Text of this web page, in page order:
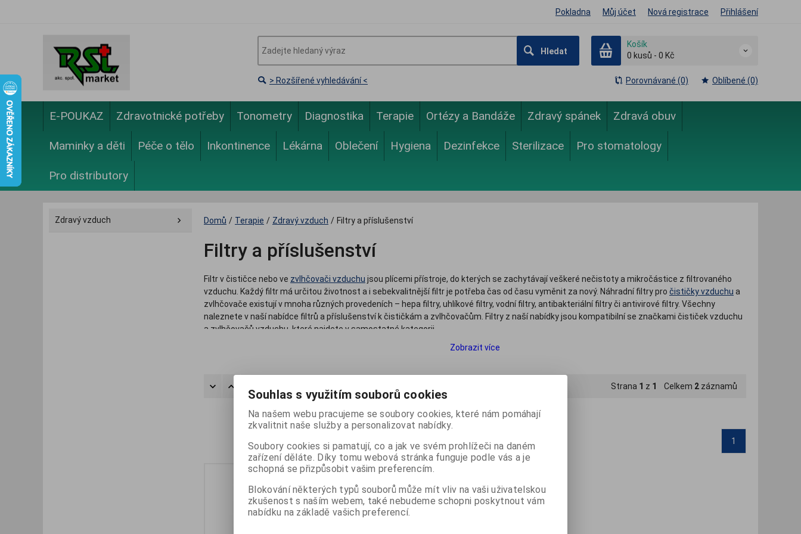
Pokladna Můj účet Nová registrace Přihlášení
Hledat
Košík
0 kusů - 0 Kč
> Rozšířené vyhledávání < Porovnávané (0) Oblíbené (0)
E-POUKAZ Zdravotnické potřeby Tonometry Diagnostika Terapie Ortézy a Bandáže Zdravý spánek Zdravá obuv
Maminky a děti Péče o tělo Inkontinence Lékárna Oblečení Hygiena Dezinfekce Sterilizace Pro stomatology
Pro distributory
Zdravý vzduch Domů / Terapie / Zdravý vzduch / Filtry a příslušenství
Filtry a příslušenství
Filtr v čističce nebo ve zvlhčovači vzduchu jsou plícemi přístroje, do kterých se zachytávají veškeré nečistoty a mikročástice z filtrovaného
vzduchu. Každý filtr má určitou životnost a i sebekvalitnější filtr je potřeba čas od času vyměnit za nový. Náhradní filtry pro čističky vzduchu a
zvlhčovače existují v mnoha různých provedeních – hepa filtry, uhlíkové filtry, vodní filtry, antibakteriální filtry či antivirové filtry. Všechny
naleznete v naší nabídce filtrů a příslušenství k čističkám a zvlhčovačům. Filtry z naší nabídky jsou kompatibilní se značkami čističek vzduchu
a zvlhčovačů vzduchu, které najdete v samostatné kategorii.
Zobrazit více
Strana 1 z 1 Celkem 2 záznamů
Počet na stránku 20 40 60
1
Výprodej
Souhlas s využitím souborů cookies
Na našem webu pracujeme se soubory cookies, které nám pomáhají
zkvalitnit naše služby a personalizovat nabídky.
Soubory cookies si pamatují, co a jak ve svém prohlížeči na daném
zařízení děláte. Díky tomu webová stránka funguje podle vás a je
schopná se přizpůsobit vašim preferencím.
Blokování některých typů souborů může mít vliv na vaši uživatelskou
zkušenost s naším webem, také nebudeme schopni poskytnout vám
nabídku na základě vašich preferencí.